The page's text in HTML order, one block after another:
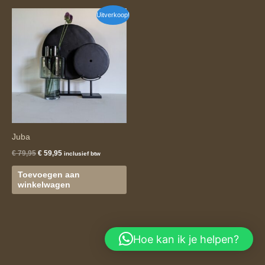
Uitverkoop!
Juba
€79,95
Oorspronkelijke
was:
€ 79,95.
€ 59,95
Huidige
prijs
is:
€ 59,95.
inclusief btw
Toevoegen aan
winkelwagen
Hoe kan ik je helpen?